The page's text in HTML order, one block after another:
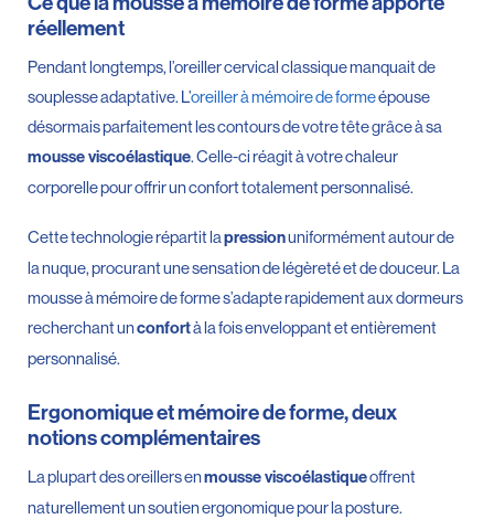
réellement
Pendant longtemps, l’oreiller cervical classique manquait de
souplesse adaptative. L’oreiller à mémoire de formeépouse
désormais parfaitement les contours de votre tête grâce à sa
mousse viscoélastique. Celle-ci réagit à votre chaleur
corporelle pour offrir un confort totalement personnalisé.
Cette technologie répartit lapressionuniformément autour de
la nuque, procurant une sensation de légèreté et de douceur. La
mousse à mémoire de forme s’adapte rapidement aux dormeurs
recherchant unconfortà la fois enveloppant et entièrement
personnalisé.
Ergonomique et mémoire de forme, deux
notions complémentaires
La plupart des oreillers enmousse viscoélastiqueoffrent
naturellement un soutien ergonomique pour la posture.